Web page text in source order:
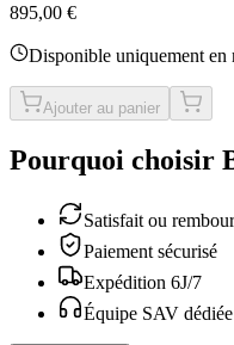
895,00 €
Disponible uniquement en
Ajouter au panier
Pourquoi choisir
Satisfait ou
Paiement sécurisé
Expédition 6J/7
Équipe SAV dédiée